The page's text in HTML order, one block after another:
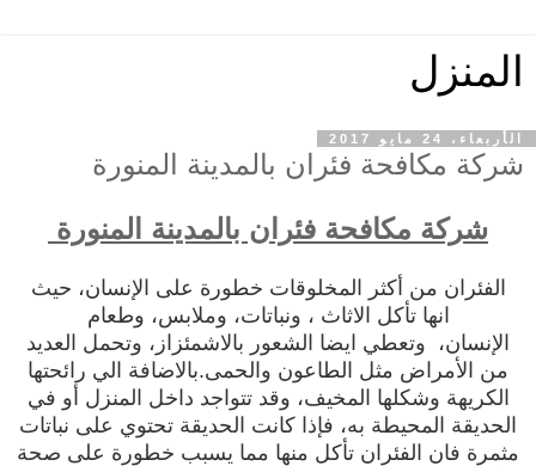
المنزل
الأربعاء، 24 مايو 2017
شركة مكافحة فئران بالمدينة المنورة
شركة مكافحة فئران بالمدينة المنورة
الفئران من أكثر المخلوقات خطورة على الإنسان، حيث
انهاتأكل الاثاث ، ونباتات، وملابس، وطعام
الإنسان،
وتعطي ايضا الشعور بالاشمئزاز، وتحمل العديد
من الأمراض مثل الطاعون والحمى.بالاضافة الي رائحتها
الكريهة وشكلها المخيف، وقد تتواجد داخل المنزل أو في
الحديقة المحيطة به، فإذا كانت الحديقة تحتوي على نباتات
مثمرة فان الفئران تأكل منها مما يسبب خطورة على صحة